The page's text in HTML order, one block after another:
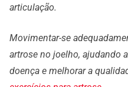
articulação.
Movimentar-se
artrose no joelho, ajudando
doença e melhorar a